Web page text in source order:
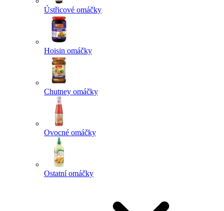
Ústřicové omáčky
Hoisin omáčky
Chutney omáčky
Ovocné omáčky
Ostatní omáčky